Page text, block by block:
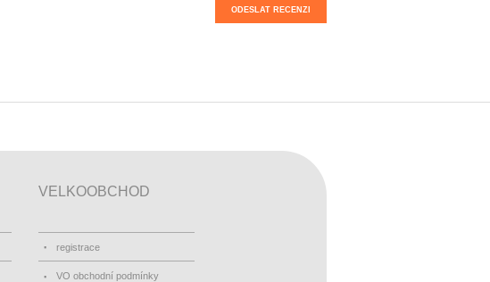
ODESLAT RECENZI
VELKOOBCHOD
registrace
VO obchodní podmínky